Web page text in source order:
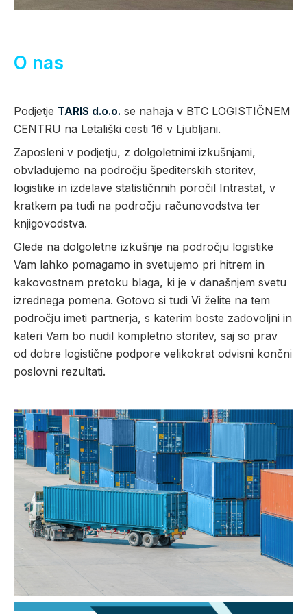
O nas
Podjetje TARIS d.o.o. se nahaja v BTC LOGISTIČNEM
CENTRU na Letališki cesti 16 v Ljubljani.
Zaposleni v podjetju, z dolgoletnimi izkušnjami,
obvladujemo na področju špediterskih storitev,
logistike in izdelave statističnnih poročil Intrastat, v
kratkem pa tudi na področju računovodstva ter
knjigovodstva.
Glede na dolgoletne izkušnje na področju logistike
Vam lahko pomagamo in svetujemo pri hitrem in
kakovostnem pretoku blaga, ki je v današnjem svetu
izrednega pomena. Gotovo si tudi Vi želite na tem
področju imeti partnerja, s katerim boste zadovoljni in
kateri Vam bo nudil kompletno storitev, saj so prav
od dobre logistične podpore velikokrat odvisni končni
poslovni rezultati.